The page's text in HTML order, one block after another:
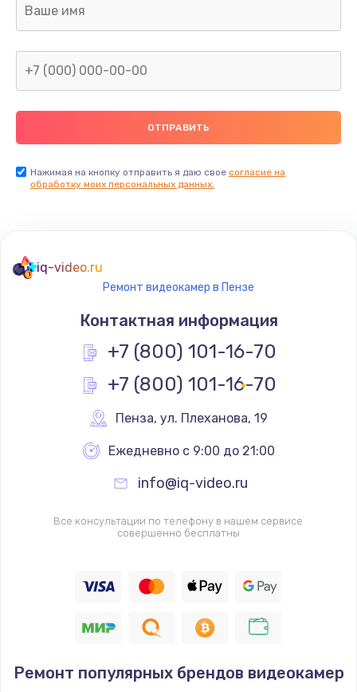
Нажимая на кнопку отправить я даю свое согласие на
обработку моих персональных данных.
iq-video.ru
Ремонт видеокамер в Пензе
Контактная информация
+7 (800) 101-16-70
+7 (800) 101-16-70
Пенза, ул. Плеханова, 19
Ежедневно с 9:00 до 21:00
info@iq-video.ru
Все консультации по телефону в нашем сервисе
совершенно бесплатны
Ремонт популярных брендов видеокамер